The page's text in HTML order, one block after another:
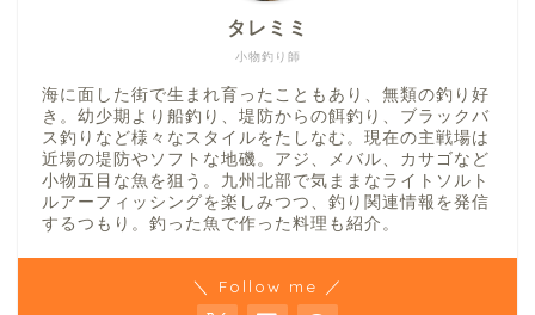
小物釣り師
タレミミ
海に面した街で生まれ育ったこともあり、無類の釣り好
き。幼少期より船釣り、堤防からの餌釣り、ブラックバ
ス釣りなど様々なスタイルをたしなむ。現在の主戦場は
近場の堤防やソフトな地磯。アジ、メバル、カサゴなど
小物五目な魚を狙う。九州北部で気ままなライトソルト
ルアーフィッシングを楽しみつつ、釣り関連情報を発信
するつもり。釣った魚で作った料理も紹介。
＼ Follow me ／